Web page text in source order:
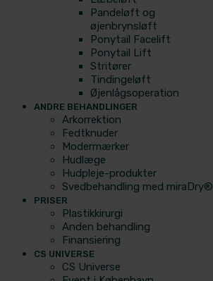
Pandeløft og
øjenbrynsløft
Ponytail Facelift
Ponytail Lift
Stritører
Tindingeløft
Øjenlågsoperation
ANDRE BEHANDLINGER
Arkorrektion
Fedtknuder
Modermærker
Hudlæge
Hudpleje-produkter
Svedbehandling med miraDry®
PRISER
Plastikkirurgi
Anden behandling
Finansiering
CS UNIVERSE
CS Universe